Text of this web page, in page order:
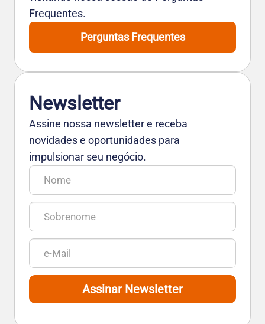
Frequentes.
Perguntas Frequentes
Newsletter
Assine nossa newsletter e receba
novidades e oportunidades para
impulsionar seu negócio.
Assinar Newsletter